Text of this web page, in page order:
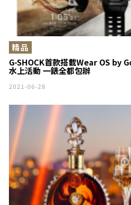
G-SHOCK首款搭載Wear OS by
水上活動 一錶全都包辦
精品
2021-06-28